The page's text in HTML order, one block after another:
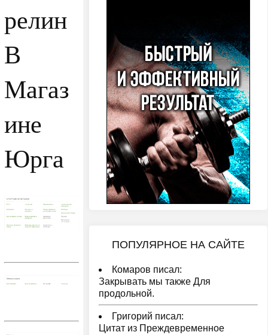
релин
В
Магаз
ине
Юрга
ПОПУЛЯРНОЕ НА САЙТЕ
Комаров писал:
Закрывать мы также Для
продольной.
Григорий писал:
Цитат из Преждевременное